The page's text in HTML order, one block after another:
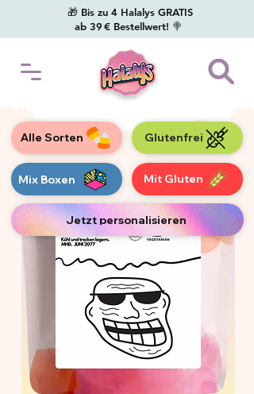
🎁 Bis zu 4 Halalys GRATIS
ab 39 € Bestellwert! 🍭
Alle Sorten Glutenfrei
Mix Boxen Mit Gluten
Jetzt personalisieren